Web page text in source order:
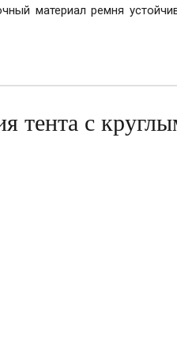
материал ремня
тента с